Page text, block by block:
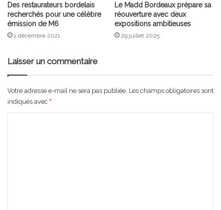
Des restaurateurs bordelais
recherchés pour une célèbre
émission de M6
1 décembre 2021
Le Madd Bordeaux prépare sa
réouverture avec deux
expositions ambitieuses
29 juillet 2025
Laisser un commentaire
Votre adresse e-mail ne sera pas publiée. Les champs obligatoires sont
indiqués avec *